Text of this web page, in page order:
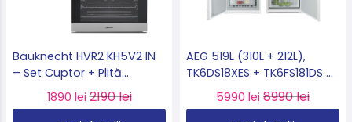
Bauknecht HVR2 KH5V2 IN
– Set Cuptor + Plită
vitroceramică – 65L –
Clasa A – Import
1890 lei2190 lei
AEG 519L (310L + 212L),
TK6DS18XES + TK6FS181DS –
Set frigider + congelator
încorporabil Clasa E, No
5990 lei 8990 lei